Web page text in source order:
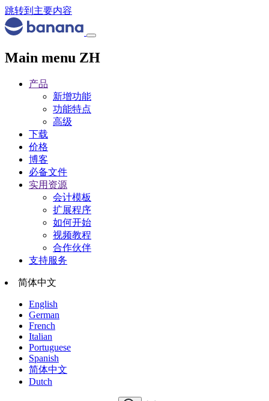
跳转到主要内容
Main menu ZH
产品
新增功能
功能特点
高级
下载
价格
博客
必备文件
实用资源
会计模板
扩展程序
如何开始
视频教程
合作伙伴
支持服务
简体中文
English
German
French
Italian
Portuguese
Spanish
简体中文
Dutch